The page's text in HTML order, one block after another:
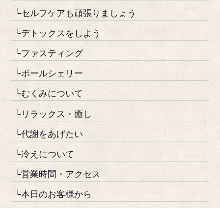
└セルフケアも頑張りましょう
└デトックスをしよう
└ファスティング
└ポールシェリー
└むくみについて
└リラックス・癒し
└代謝をあげたい
└冷えについて
└営業時間・アクセス
└本日のお客様から